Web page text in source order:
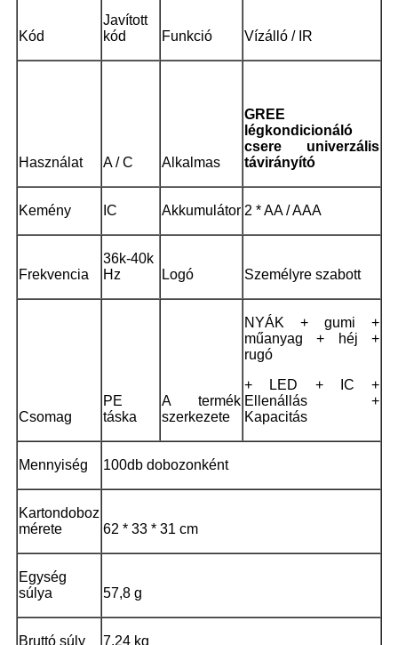
Kód
Javított
kód
Funkció Vízálló / IR
Használat A / C Alkalmas
GREE
légkondicionáló
csere univerzális
távirányító
Kemény IC Akkumulátor 2 * AA / AAA
Frekvencia
36k-40k
Hz
Logó Személyre szabott
Csomag
PE
táska
A termék
szerkezete
NYÁK + gumi +
műanyag + héj +
rugó
+ LED + IC +
Ellenállás +
Kapacitás
Mennyiség 100db dobozonként
Kartondoboz
mérete
62 * 33 * 31 cm
Egység
súlya
57,8 g
Bruttó súly 7,24 kg